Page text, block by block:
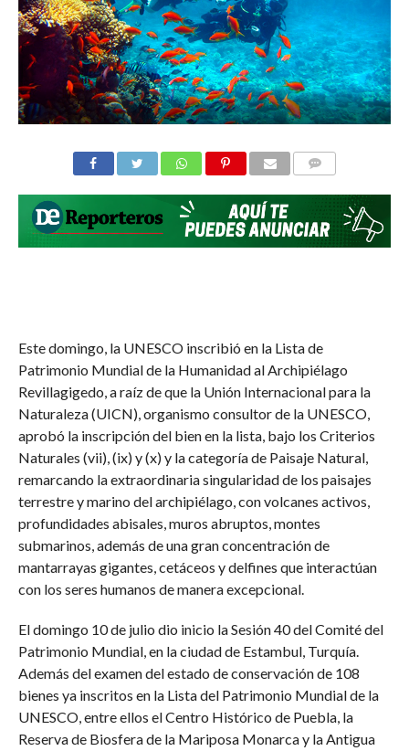
Este domingo, la UNESCO inscribió en la Lista de
Patrimonio Mundial de la Humanidad al Archipiélago
Revillagigedo, a raíz de que la Unión Internacional para la
Naturaleza (UICN), organismo consultor de la UNESCO,
aprobó la inscripción del bien en la lista, bajo los Criterios
Naturales (vii), (ix) y (x) y la categoría de Paisaje Natural,
remarcando la extraordinaria singularidad de los paisajes
terrestre y marino del archipiélago, con volcanes activos,
profundidades abisales, muros abruptos, montes
submarinos, además de una gran concentración de
mantarrayas gigantes, cetáceos y delfines que interactúan
con los seres humanos de manera excepcional.
El domingo 10 de julio dio inicio la Sesión 40 del Comité del
Patrimonio Mundial, en la ciudad de Estambul, Turquía.
Además del examen del estado de conservación de 108
bienes ya inscritos en la Lista del Patrimonio Mundial de la
UNESCO, entre ellos el Centro Histórico de Puebla, la
Reserva de Biosfera de la Mariposa Monarca y la Antigua